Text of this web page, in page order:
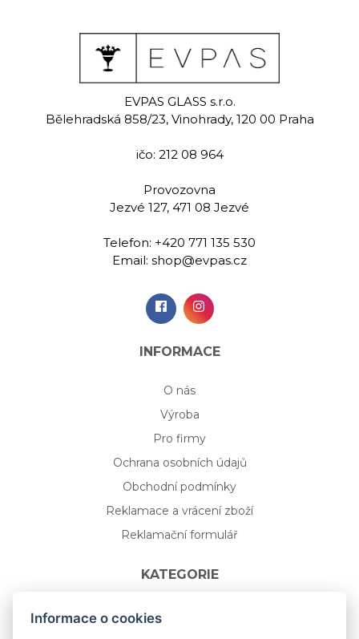
EVPAS GLASS s.r.o.
Bělehradská 858/23, Vinohrady, 120 00 Praha
ičo: 212 08 964
Provozovna
Jezvé 127, 471 08 Jezvé
Telefon: +420 771 135 530
Email: shop@evpas.cz
INFORMACE
O nás
Výroba
Pro firmy
Ochrana osobních údajů
Obchodní podmínky
Reklamace a vrácení zboží
Reklamační formulář
KATEGORIE
Nápojové sklo
Informace o cookies